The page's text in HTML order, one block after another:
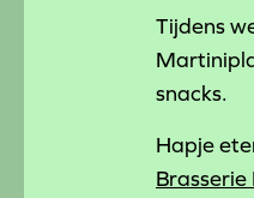
Tijdens
snacks.
Hapje
Brasserie